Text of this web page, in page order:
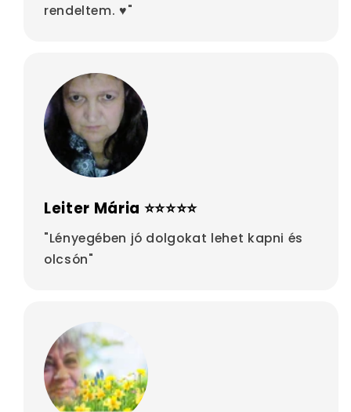
rendeltem. ♥"
Leiter Mária ⭐⭐⭐⭐⭐
"Lényegében jó dolgokat lehet kapni és
olcsón"